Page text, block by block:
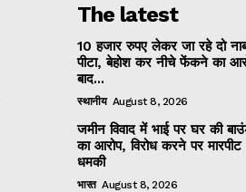
The latest
10 हजार रुपए लेकर जा रहे दो
पीटा, बेहोश कर नीचे फेंकने का
बाद...
स्थानीय August 8, 2026
जमीन विवाद में भाई पर घर की
का आरोप, विरोध करने पर
धमकी
भारत August 8, 2026